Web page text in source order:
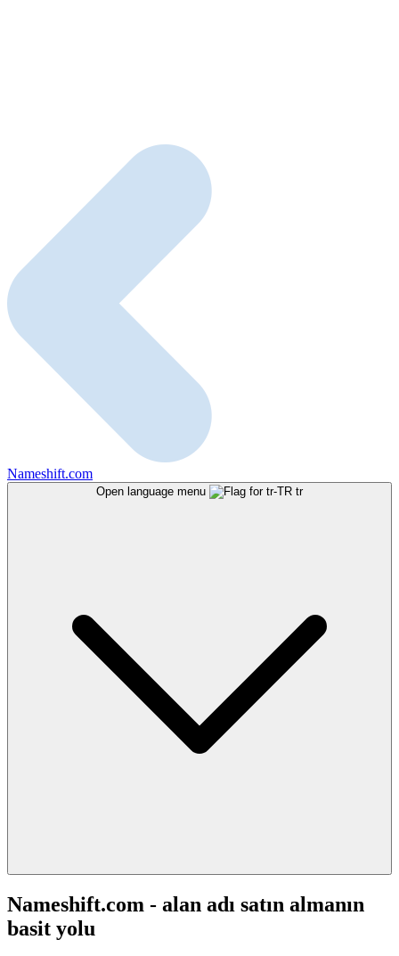
Nameshift.com
Open language menu tr
Nameshift.com - alan adı satın almanın
basit yolu